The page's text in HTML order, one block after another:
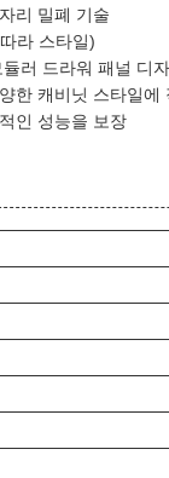
리 밀폐 기술
라 스타일)
러 드라워 패널 디
한 캐비닛 스타일에
인 성능을 보장